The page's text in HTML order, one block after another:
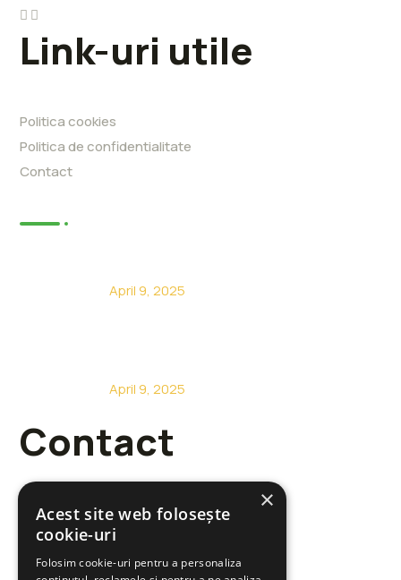
Link-uri utile
Politica cookies
Politica de confidentialitate
Contact
April 9, 2025
April 9, 2025
Contact
+40 722 485 717
×
Acest site web folosește
cookie-uri
Folosim cookie-uri pentru a personaliza